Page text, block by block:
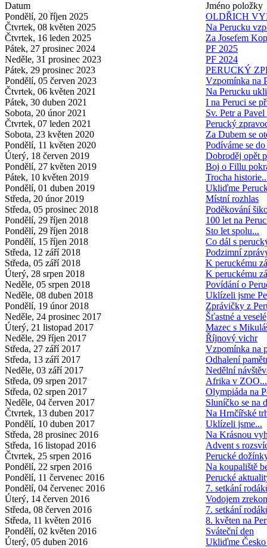
Datum
Jméno položky
Pondělí, 20 říjen 2025
OLDŘICH
Čtvrtek, 08 květen 2025
Na Perucku
Čtvrtek, 16 leden 2025
Za Josefem
Pátek, 27 prosinec 2024
PF 2025
Neděle, 31 prosinec 2023
PF 2024
Pátek, 29 prosinec 2023
PERUCKÝ
Pondělí, 05 červen 2023
Vzpomínka na
Čtvrtek, 06 květen 2021
Na Perucku
Pátek, 30 duben 2021
I na Peruci se
Sobota, 20 únor 2021
Sv. Petr a
Čtvrtek, 07 leden 2021
Perucký
Sobota, 23 květen 2020
Za Dubem se
Pondělí, 11 květen 2020
Podíváme se
Úterý, 18 červen 2019
Dobroděj opět
Pondělí, 27 květen 2019
Boj o Fillu
Pátek, 10 květen 2019
Trocha
Pondělí, 01 duben 2019
Ukliďme
Středa, 20 únor 2019
Místní rozhlas
Středa, 05 prosinec 2018
Poděkování
Pondělí, 29 říjen 2018
100 let na
Pondělí, 29 říjen 2018
Sto let spolu...
Pondělí, 15 říjen 2018
Co dál s
Středa, 12 září 2018
Podzimní
Středa, 05 září 2018
K peruckému
Úterý, 28 srpen 2018
K peruckému
Neděle, 05 srpen 2018
Povídání o
Neděle, 08 duben 2018
Uklízeli jsme
Pondělí, 19 únor 2018
Zprávičky z
Neděle, 24 prosinec 2017
Šťastné a veselé
Úterý, 21 listopad 2017
Mazec s
Neděle, 29 říjen 2017
Říjnový vichr
Středa, 27 září 2017
Vzpomínka na
Středa, 13 září 2017
Odhalení
Neděle, 03 září 2017
Nedělní
Středa, 09 srpen 2017
Afrika v ZOO...
Středa, 02 srpen 2017
Olympiáda na
Neděle, 04 červen 2017
Sluníčko se na
Čtvrtek, 13 duben 2017
Na Hrnčířské
Pondělí, 10 duben 2017
Uklízeli jsme...
Středa, 28 prosinec 2016
Na Krásnou
Středa, 16 listopad 2016
Advent s
Čtvrtek, 25 srpen 2016
Perucké
Pondělí, 22 srpen 2016
Na koupaliště
Pondělí, 11 červenec 2016
Perucké
Pondělí, 04 červenec 2016
7. setkání
Úterý, 14 červen 2016
Vodojem
Středa, 08 červen 2016
7. setkání
Středa, 11 květen 2016
8. květen na
Pondělí, 02 květen 2016
Sváteční den
Úterý, 05 duben 2016
Ukliďme Česko